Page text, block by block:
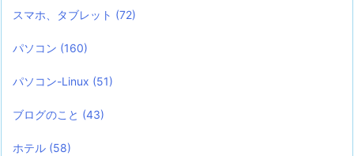
スマホ、タブレット (72)
パソコン (160)
パソコン-Linux (51)
ブログのこと (43)
ホテル (58)